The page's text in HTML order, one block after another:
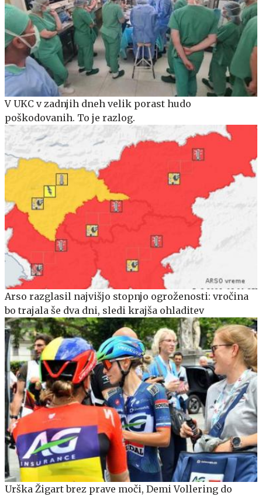
V UKC v zadnjih dneh velik porast hudo
poškodovanih. To je razlog.
Arso razglasil najvišjo stopnjo ogroženosti: vročina
bo trajala še dva dni, sledi krajša ohladitev
Urška Žigart brez prave moči, Demi Vollering do